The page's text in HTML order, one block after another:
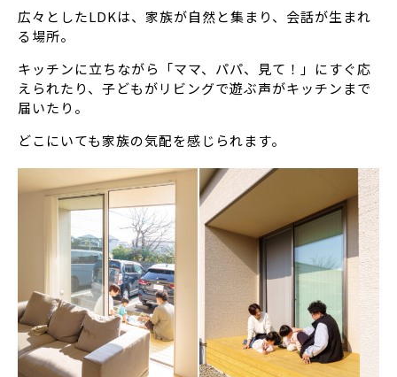
広々としたLDKは、家族が自然と集まり、会話が生まれ
る場所。
キッチンに立ちながら「ママ、パパ、見て！」にすぐ応
えられたり、子どもがリビングで遊ぶ声がキッチンまで
届いたり。
どこにいても家族の気配を感じられます。